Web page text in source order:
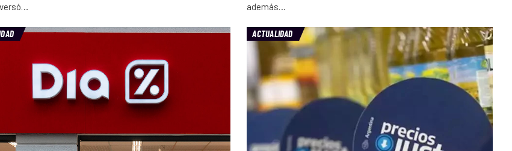
además…
ACTUALIDAD